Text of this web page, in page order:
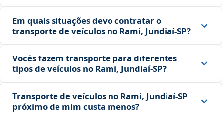
Em quais situações devo contratar o
transporte de veículos no Rami, Jundiaí‑SP?
Vocês fazem transporte para diferentes
tipos de veículos no Rami, Jundiaí‑SP?
Transporte de veículos no Rami, Jundiaí‑SP
próximo de mim custa menos?